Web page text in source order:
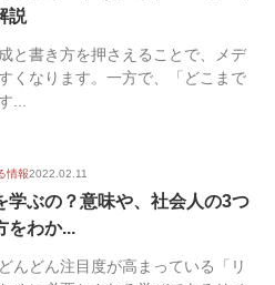
説
と書き方を押さえることで、メデ
くなります。一方で、「どこまで
...
情報2022.02.11
学ぶの？意味や、社会人の3つ
をわか...
んどん注目度が高まっている「リ